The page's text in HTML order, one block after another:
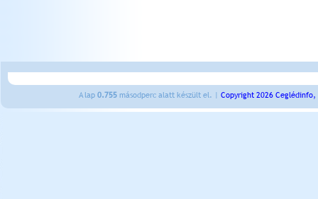
A lap 0.755 másodperc alatt készült el. | Copyright 2026